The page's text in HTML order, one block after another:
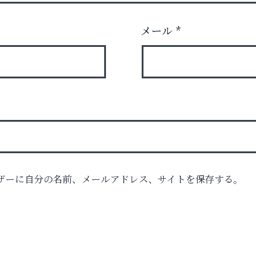
メール *
に自分の名前、メールアドレス、サイトを保存する。